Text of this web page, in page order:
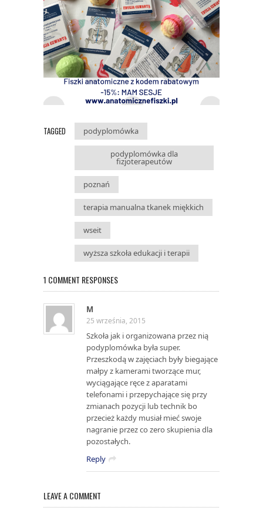
TAGGED podyplomówka
podyplomówka dla
fizjoterapeutów
poznań
terapia manualna tkanek miękkich
wseit
wyższa szkoła edukacji i terapii
1 COMMENT RESPONSES
M
25 września, 2015
Szkoła jak i organizowana przez nią
podyplomówka była super.
Przeszkodą w zajęciach były biegające
małpy z kamerami tworzące mur,
wyciągające ręce z aparatami
telefonami i przepychające się przy
zmianach pozycji lub technik bo
przecież każdy musiał mieć swoje
nagranie przez co zero skupienia dla
pozostałych.
Reply
LEAVE A COMMENT